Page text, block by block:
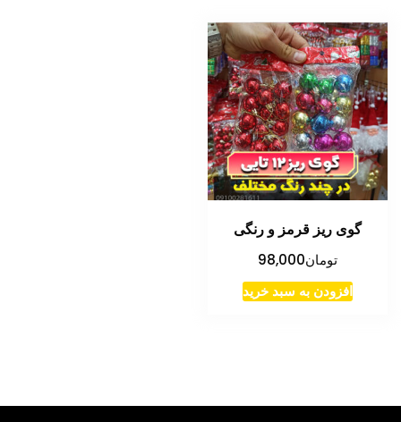
گوی ریز قرمز و رنگی
تومان98,000
افزودن به سبد خرید